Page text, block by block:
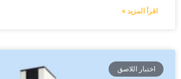
اقرأ المزيد »
اختبار اللاصق